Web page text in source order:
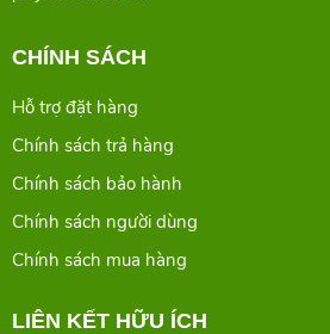
CHÍNH SÁCH
Hỗ trợ đặt hàng
Chính sách trả hàng
Chính sách bảo hành
Chính sách người dùng
Chính sách mua hàng
LIÊN KẾT HỮU ÍCH